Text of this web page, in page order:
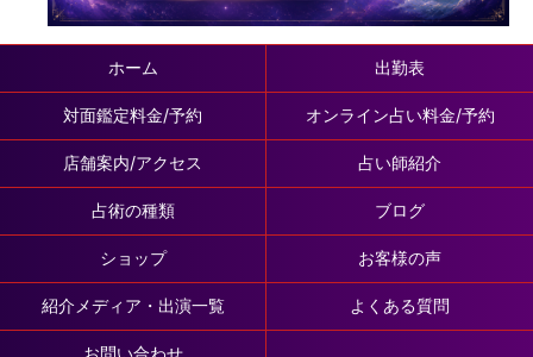
ホーム 出勤表
対面鑑定料金/予約 オンライン占い料金/予約
店舗案内/アクセス 占い師紹介
占術の種類 ブログ
ショップ お客様の声
紹介メディア・出演一覧 よくある質問